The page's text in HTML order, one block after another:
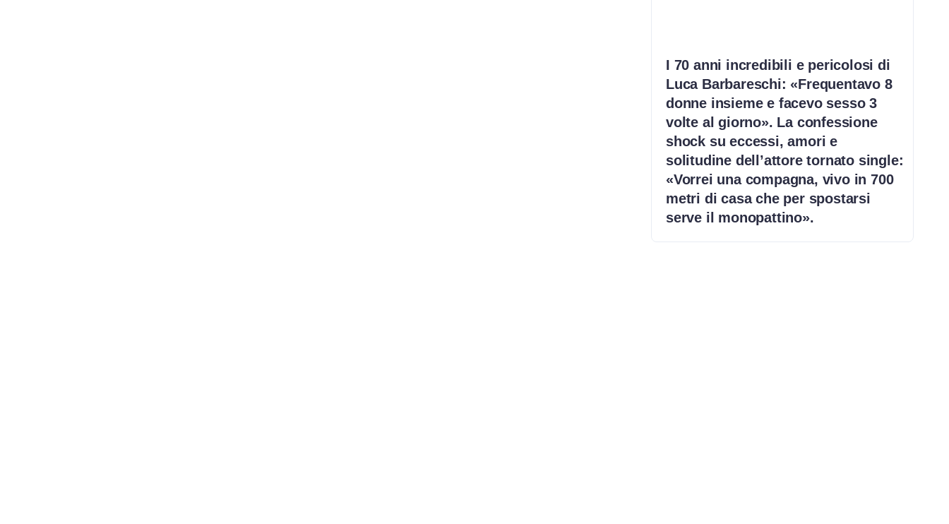
I 70 anni incredibili e pericolosi di
Luca Barbareschi: «Frequentavo 8
donne insieme e facevo sesso 3
volte al giorno». La confessione
shock su eccessi, amori e
solitudine dell’attore tornato single:
«Vorrei una compagna, vivo in 700
metri di casa che per spostarsi
serve il monopattino».